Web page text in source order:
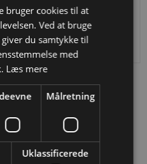
Locinox 60 mm cylinder
DKK 156,25
bruger cookies til at
Ved at bruge
du samtykke til
med
Læs mere
Målretning
Uklassificerede